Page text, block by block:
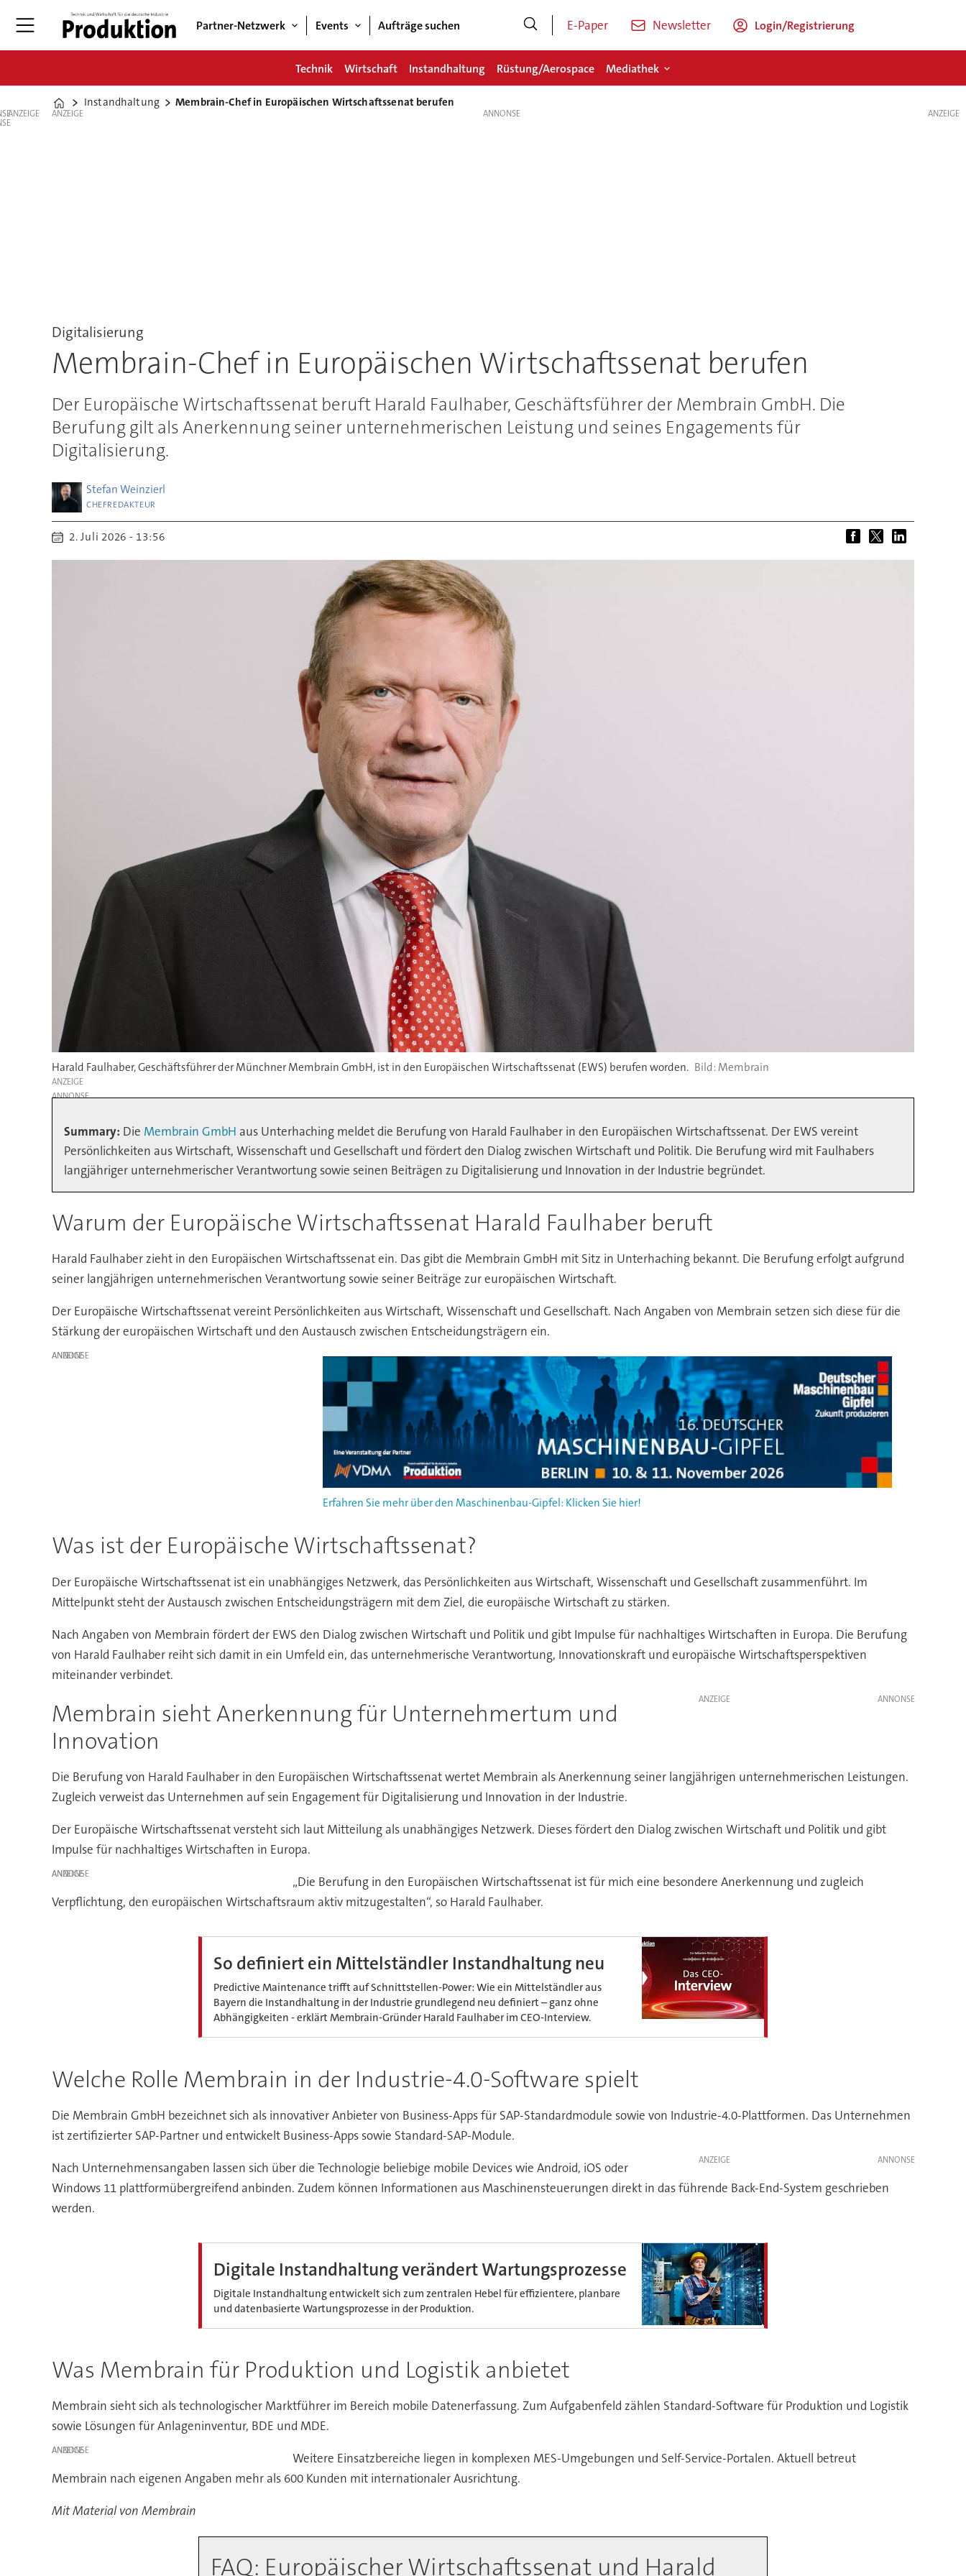
Partner-Netzwerk Events Aufträge suchen E-Paper Newsletter Login/Registrierung
Technik Wirtschaft Instandhaltung Rüstung/Aerospace Mediathek
Home
Instandhaltung Membrain-Chef in Europäischen Wirtschaftssenat berufen
ANZEIGE ANZEIGE
Digitalisierung
Membrain-Chef in Europäischen Wirtschaftssenat berufen
Der Europäische Wirtschaftssenat beruft Harald Faulhaber, Geschäftsführer der Membrain GmbH. Die
Berufung gilt als Anerkennung seiner unternehmerischen Leistung und seines Engagements für
Digitalisierung.
Stefan Weinzierl
CHEFREDAKTEUR
2. Juli 2026 - 13:56
Harald Faulhaber, Geschäftsführer der Münchner Membrain GmbH, ist in den Europäischen Wirtschaftssenat (EWS) berufen worden. Membrain
ANZEIGE
Summary: Die Membrain GmbH aus Unterhaching meldet die Berufung von Harald Faulhaber in den Europäischen Wirtschaftssenat. Der EWS vereint
Persönlichkeiten aus Wirtschaft, Wissenschaft und Gesellschaft und fördert den Dialog zwischen Wirtschaft und Politik. Die Berufung wird mit Faulhabers
langjähriger unternehmerischer Verantwortung sowie seinen Beiträgen zu Digitalisierung und Innovation in der Industrie begründet.
Warum der Europäische Wirtschaftssenat Harald Faulhaber beruft
Harald Faulhaber zieht in den Europäischen Wirtschaftssenat ein. Das gibt die Membrain GmbH mit Sitz in Unterhaching bekannt. Die Berufung erfolgt aufgrund
seiner langjährigen unternehmerischen Verantwortung sowie seiner Beiträge zur europäischen Wirtschaft.
Der Europäische Wirtschaftssenat vereint Persönlichkeiten aus Wirtschaft, Wissenschaft und Gesellschaft. Nach Angaben von Membrain setzen sich diese für die
Stärkung der europäischen Wirtschaft und den Austausch zwischen Entscheidungsträgern ein.
ANZEIGE
Erfahren Sie mehr über den Maschinenbau-Gipfel: Klicken Sie hier!
Was ist der Europäische Wirtschaftssenat?
Der Europäische Wirtschaftssenat ist ein unabhängiges Netzwerk, das Persönlichkeiten aus Wirtschaft, Wissenschaft und Gesellschaft zusammenführt. Im
Mittelpunkt steht der Austausch zwischen Entscheidungsträgern mit dem Ziel, die europäische Wirtschaft zu stärken.
Nach Angaben von Membrain fördert der EWS den Dialog zwischen Wirtschaft und Politik und gibt Impulse für nachhaltiges Wirtschaften in Europa. Die Berufung
von Harald Faulhaber reiht sich damit in ein Umfeld ein, das unternehmerische Verantwortung, Innovationskraft und europäische Wirtschaftsperspektiven
miteinander verbindet.
ANZEIGE
Membrain sieht Anerkennung für Unternehmertum und
Innovation
Die Berufung von Harald Faulhaber in den Europäischen Wirtschaftssenat wertet Membrain als Anerkennung seiner langjährigen unternehmerischen Leistungen.
Zugleich verweist das Unternehmen auf sein Engagement für Digitalisierung und Innovation in der Industrie.
Der Europäische Wirtschaftssenat versteht sich laut Mitteilung als unabhängiges Netzwerk. Dieses fördert den Dialog zwischen Wirtschaft und Politik und gibt
Impulse für nachhaltiges Wirtschaften in Europa.
ANZEIGE
„Die Berufung in den Europäischen Wirtschaftssenat ist für mich eine besondere Anerkennung und zugleich
Verpflichtung, den europäischen Wirtschaftsraum aktiv mitzugestalten“, so Harald Faulhaber.
So definiert ein Mittelständler Instandhaltung neu
Predictive Maintenance trifft auf Schnittstellen-Power: Wie ein Mittelständler aus
Bayern die Instandhaltung in der Industrie grundlegend neu definiert – ganz ohne
Abhängigkeiten - erklärt Membrain-Gründer Harald Faulhaber im CEO-Interview.
Welche Rolle Membrain in der Industrie-4.0-Software spielt
Die Membrain GmbH bezeichnet sich als innovativer Anbieter von Business-Apps für SAP-Standardmodule sowie von Industrie-4.0-Plattformen. Das Unternehmen
ist zertifizierter SAP-Partner und entwickelt Business-Apps sowie Standard-SAP-Module.
ANZEIGE
Nach Unternehmensangaben lassen sich über die Technologie beliebige mobile Devices wie Android, iOS oder
Windows 11 plattformübergreifend anbinden. Zudem können Informationen aus Maschinensteuerungen direkt in das führende Back-End-System geschrieben
werden.
Digitale Instandhaltung verändert Wartungsprozesse
Digitale Instandhaltung entwickelt sich zum zentralen Hebel für effizientere, planbare
und datenbasierte Wartungsprozesse in der Produktion.
Was Membrain für Produktion und Logistik anbietet
Membrain sieht sich als technologischer Marktführer im Bereich mobile Datenerfassung. Zum Aufgabenfeld zählen Standard-Software für Produktion und Logistik
sowie Lösungen für Anlageninventur, BDE und MDE.
ANZEIGE
Weitere Einsatzbereiche liegen in komplexen MES-Umgebungen und Self-Service-Portalen. Aktuell betreut
Membrain nach eigenen Angaben mehr als 600 Kunden mit internationaler Ausrichtung.
Mit Material von Membrain
FAQ: Europäischer Wirtschaftssenat und Harald
ANZEIGE